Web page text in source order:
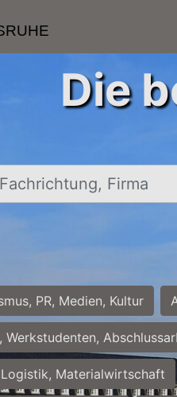
Die
Firma
PR, Medien, Kultur
Werkstudenten,
Logistik, Materialwirtschaft